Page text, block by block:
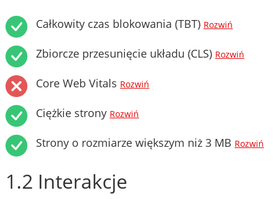
Całkowity czas blokowania (TBT) Rozwiń
Zbiorcze przesunięcie układu (CLS) Rozwiń
Core Web Vitals Rozwiń
Ciężkie strony Rozwiń
Strony o rozmiarze większym niż 3 MB Rozwiń
1.2 Interakcje